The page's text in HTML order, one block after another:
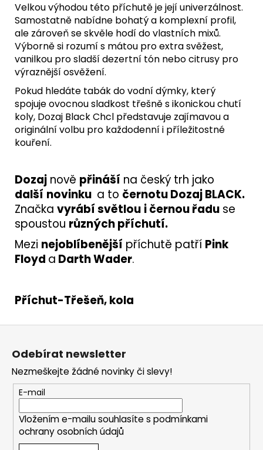
Velkou výhodou této příchutě je její univerzálnost.
Samostatně nabídne bohatý a komplexní profil,
ale zároveň se skvěle hodí do vlastních mixů.
Výborně si rozumí s mátou pro extra svěžest,
vanilkou pro sladší dezertní tón nebo citrusy pro
výraznější osvěžení.
Pokud hledáte tabák do vodní dýmky, který
spojuje ovocnou sladkost třešně s ikonickou chutí
koly, Dozaj Black Chcl představuje zajímavou a
originální volbu pro každodenní i příležitostné
kouření.
Dozaj nově přináší na český trh jako
další novinku a to černotu Dozaj BLACK.
Značka vyrábí světlou i černou řadu se
spoustou různých příchutí.
Mezi nejoblíbenější příchutě patří Pink
Floyd a Darth Wader.
Příchut-Třešeň, kola
Odebírat newsletter
Nezmeškejte žádné novinky či slevy!
E-mail
Vložením e-mailu souhlasíte s podmínkami
ochrany osobních údajů